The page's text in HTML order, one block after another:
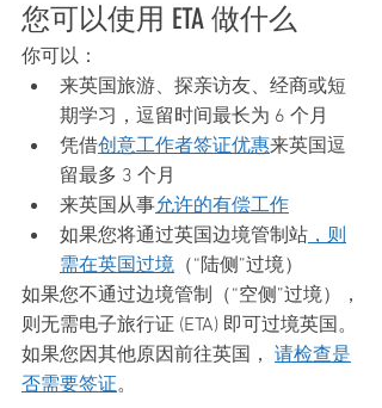
您可以使用 ETA 做什么
你可以：
来英国旅游、探亲访友、经商或短
期学习，逗留时间最长为 6 个月
凭借创意工作者签证优惠来英国逗
留最多 3 个月
来英国从事允许的有偿工作
如果您将通过英国边境管制站 ，则
需在英国过境 （“陆侧”过境）
如果您不通过边境管制（“空侧”过境），
则无需电子旅行证 (ETA) 即可过境英国。
如果您因其他原因前往英国， 请检查是
否需要签证。